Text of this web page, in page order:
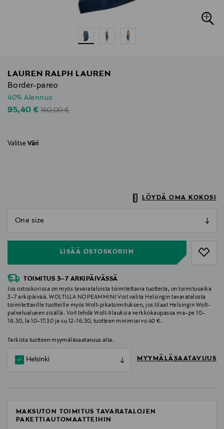
LAUREN RALPH LAUREN
Border-pareo
40% Alennus
Discounted Price
95,40 €Original Price
160,00 €
Valitse Väri
LÖYDÄ OMA KOKOSI
LISÄÄ OSTOSKORIIN
null
TOIMITUS 3–7 ARKIPÄIVÄSSÄ
Jos ostoskorissa on myös tavarataloista toimitettavia tuotteita, on toimitusaika
3–7 arkipäivää. WOLTILLA NOPEAMMIN! Voit valita Helsingin tavaratalosta
toimitettaville tuotteille myös Wolt-pikatoimituksen, jos tilaat Helsingin Wolt-
palvelualueen sisällä. Voit tehdä Wolt-tilauksia verkkokaupassa ma–pe 10–
18.30, la 10–17.30 ja su 12–16.30, tuotteen minimiarvo 40 €.
Tarkista tuotteen myymäläsaatavuus alta.
Helsinki MYYMÄLÄSAATAVUUS
MAKSUTON TOIMITUS TAVARATALOJEN
PAKETTIAUTOMAATTEIHIN